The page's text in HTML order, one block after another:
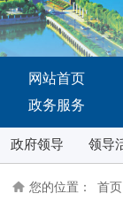
网站首页
政务服务
政府领导 领导
您的位置： 首页